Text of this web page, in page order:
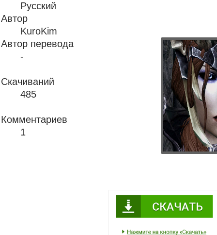
Русский
Автор
KuroKim
Автор перевода
-
Скачиваний
485
Комментариев
1